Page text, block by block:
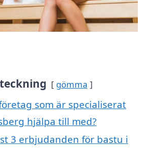
gömma
som är specialiserat
hjälpa till med?
3 erbjudanden för bastu i